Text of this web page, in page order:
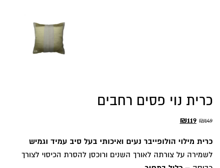
כרית נוי פסים רחבים
₪149
המחיר
היה:
₪149.
₪119
הוא:
₪119.
כרית מילוי הולופייבר נעים ואיכותי בעל סיב עמיד וגמיש
לשמירה על צורתה לאורך השנים ורוכסן להסרת הכיסוי לצורך